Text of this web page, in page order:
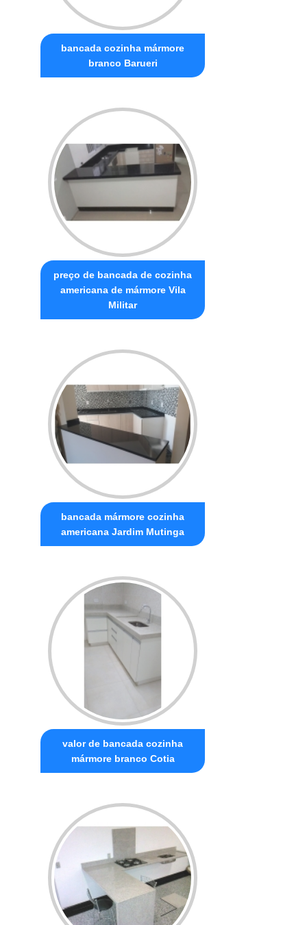
bancada cozinha mármore
branco Barueri
preço de bancada de cozinha
americana de mármore Vila
Militar
bancada mármore cozinha
americana Jardim Mutinga
valor de bancada cozinha
mármore branco Cotia